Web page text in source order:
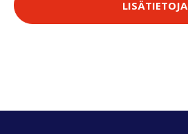
LISÄTIETOJA